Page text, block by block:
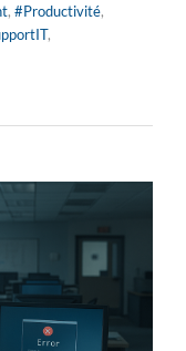
, #Productivité,
,